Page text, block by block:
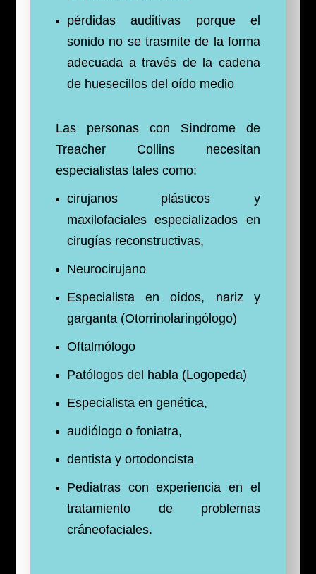
pérdidas auditivas porque el
sonido no se trasmite de la forma
adecuada a través de la cadena
de huesecillos del oído medio
Las personas con Síndrome de
Treacher Collins necesitan
especialistas tales como:
cirujanos plásticos y
maxilofaciales especializados en
cirugías reconstructivas,
Neurocirujano
Especialista en oídos, nariz y
garganta (Otorrinolaringólogo)
Oftalmólogo
Patólogos del habla (Logopeda)
Especialista en genética,
audiólogo o foniatra,
dentista y ortodoncista
Pediatras con experiencia en el
tratamiento de problemas
cráneofaciales.